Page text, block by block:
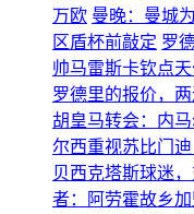
万欧 曼晚：曼城
区盾杯前敲定 罗
帅马雷斯卡钦点
罗德里的报价，
胡皇马转会：内
尔西重视苏比门
贝西克塔斯球迷
者：阿劳霍故乡